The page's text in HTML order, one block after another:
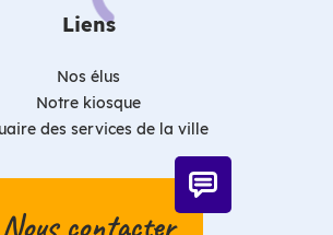
Liens
Nos élus
Notre kiosque
des services de la ville
Nous contacter